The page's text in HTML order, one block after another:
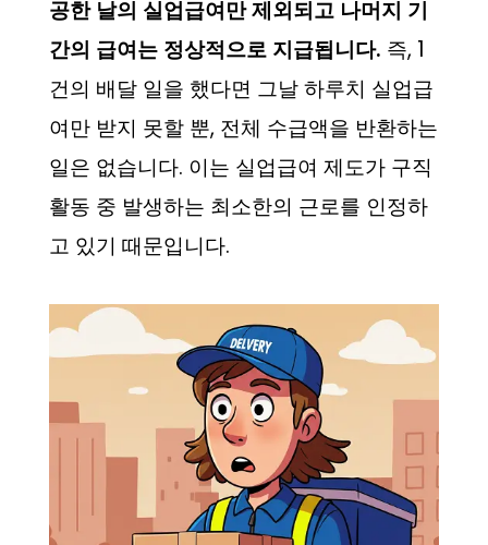
공한 날의 실업급여만 제외되고 나머지 기
간의 급여는 정상적으로 지급됩니다. 즉, 1
건의 배달 일을 했다면 그날 하루치 실업급
여만 받지 못할 뿐, 전체 수급액을 반환하는
일은 없습니다. 이는 실업급여 제도가 구직
활동 중 발생하는 최소한의 근로를 인정하
고 있기 때문입니다.